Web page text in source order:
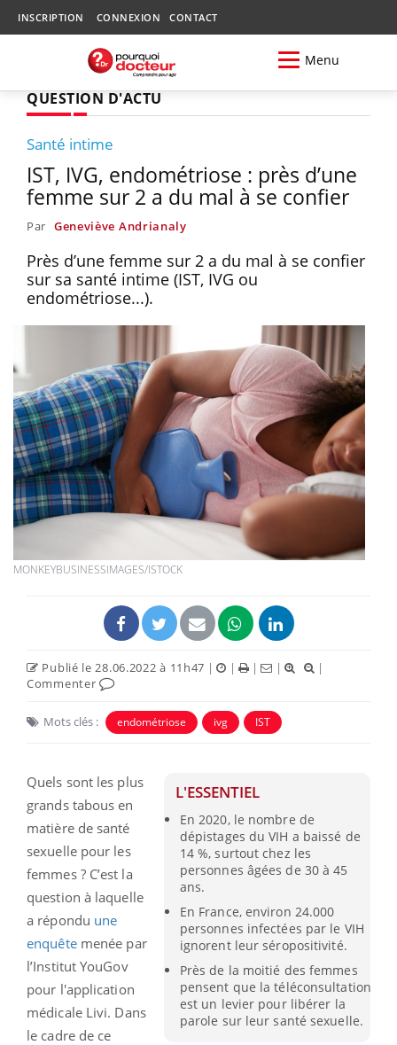
INSCRIPTION CONNEXION CONTACT
Menu
QUESTION D'ACTU
Santé intime
IST, IVG, endométriose : près d’une
femme sur 2 a du mal à se confier
Par Geneviève Andrianaly
Près d’une femme sur 2 a du mal à se confier
sur sa santé intime (IST, IVG ou
endométriose...).
MONKEYBUSINESSIMAGES/ISTOCK
Publié le 28.06.2022 à 11h47 | | | |
|
Commenter
Mots clés : endométriose ivg IST
L'ESSENTIEL
En 2020, le nombre de
dépistages du VIH a baissé de
14 %, surtout chez les
personnes âgées de 30 à 45
ans.
En France, environ 24.000
personnes infectées par le VIH
ignorent leur séropositivité.
Près de la moitié des femmes
pensent que la téléconsultation
est un levier pour libérer la
parole sur leur santé sexuelle.
Quels sont les plus
grands tabous en
matière de santé
sexuelle pour les
femmes ? C’est la
question à laquelle
a répondu une
enquêtemenée par
l’Institut YouGov
pour l'application
médicale Livi. Dans
le cadre de ce